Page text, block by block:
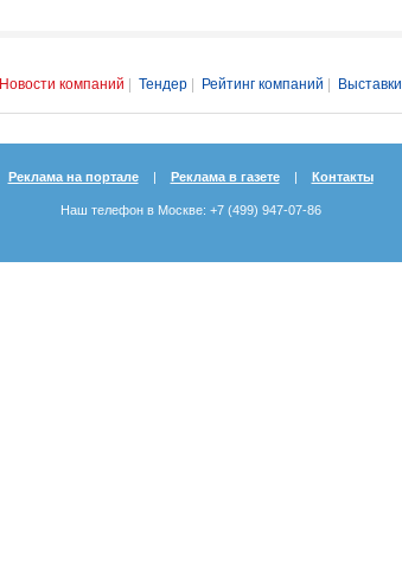
Новости компаний Тендер Рейтинг компаний Выставки
Реклама на портале| Реклама в газете| Контакты
Наш телефон в Москве: +7 (499) 947-07-86